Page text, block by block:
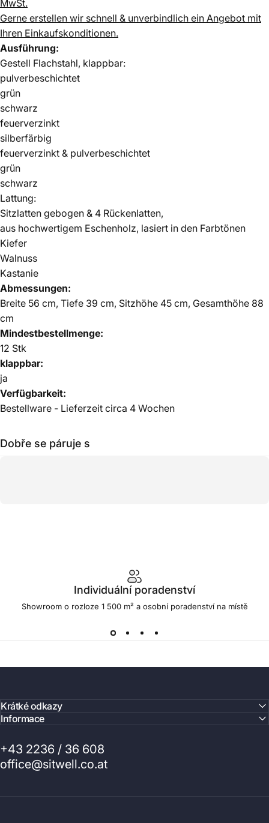
MwSt.
Gerne erstellen wir schnell & unverbindlich ein Angebot mit
Ihren Einkaufskonditionen.
Ausführung:
Gestell Flachstahl, klappbar:
pulverbeschichtet
grün
schwarz
feuerverzinkt
silberfärbig
feuerverzinkt & pulverbeschichtet
grün
schwarz
Lattung:
Sitzlatten gebogen & 4 Rückenlatten,
aus hochwertigem Eschenholz, lasiert in den Farbtönen
Kiefer
Walnuss
Kastanie
Abmessungen:
Breite 56 cm, Tiefe 39 cm, Sitzhöhe 45 cm, Gesamthöhe 88
cm
Mindestbestellmenge:
12 Stk
klappbar:
ja
Verfügbarkeit:
Bestellware - Lieferzeit circa 4 Wochen
Dobře se páruje s
Individuální poradenství
Showroom o rozloze 1 500 m² a osobní poradenství na místě
Krátké odkazy
Informace
+43 2236 / 36 608
office@sitwell.co.at